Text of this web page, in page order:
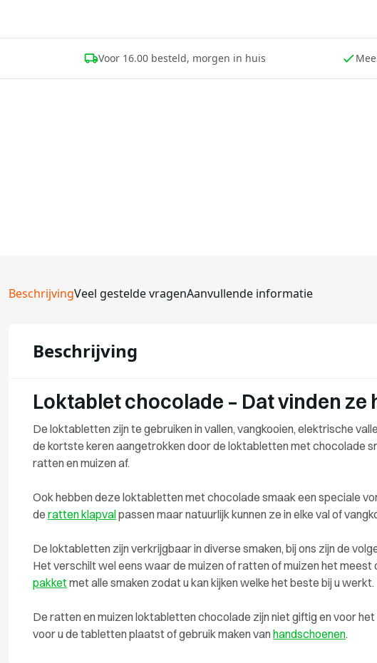
Voor 16.00 besteld, morgen in huis
BeschrijvingVeel gestelde vragenAanvullende informatie
Beschrijving
Loktablet chocolade – Dat vinden ze
De loktabletten zijn te gebruiken in vallen, vangkooien, elektrische
de kortste keren aangetrokken door de loktabletten met chocolade
ratten en muizen af.
Ook hebben deze loktabletten met chocolade smaak een speciale
de ratten klapvalpassen maar natuurlijk kunnen ze in elke val of
De loktabletten zijn verkrijgbaar in diverse smaken, bij ons zijn de
Het verschilt wel eens waar de muizen of ratten of muizen het meest
pakketmet alle smaken zodat u kan kijken welke het beste bij u werkt.
De ratten en muizen loktabletten chocolade zijn niet giftig en voor
voor u de tabletten plaatst of gebruik maken van handschoenen.